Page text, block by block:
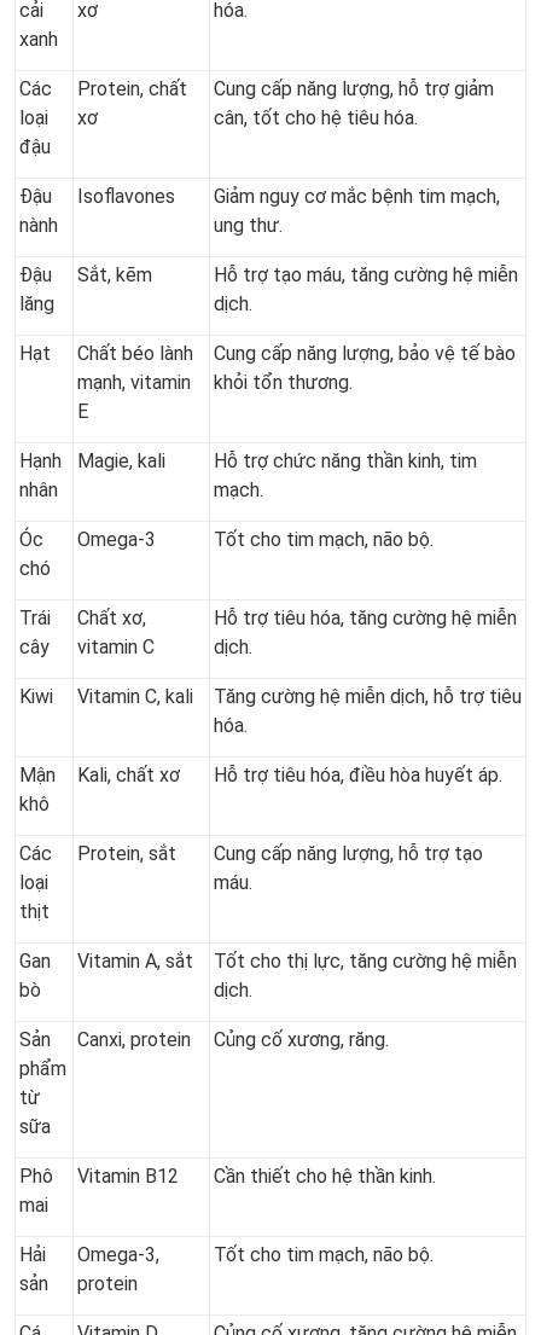
cải
xanh
xơ hóa.
Các
loại
đậu
Protein, chất
xơ
Cung cấp năng lượng, hỗ trợ giảm
cân, tốt cho hệ tiêu hóa.
Đậu
nành
Isoflavones
Giảm nguy cơ mắc bệnh tim mạch,
ung thư.
Đậu
lăng
Sắt, kẽm
Hỗ trợ tạo máu, tăng cường hệ miễn
dịch.
Hạt
Chất béo lành
mạnh, vitamin
E
Cung cấp năng lượng, bảo vệ tế bào
khỏi tổn thương.
Hạnh
nhân
Magie, kali
Hỗ trợ chức năng thần kinh, tim
mạch.
Óc
chó
Omega-3 Tốt cho tim mạch, não bộ.
Trái
cây
Chất xơ,
vitamin C
Hỗ trợ tiêu hóa, tăng cường hệ miễn
dịch.
Kiwi Vitamin C, kali
Tăng cường hệ miễn dịch, hỗ trợ tiêu
hóa.
Mận
khô
Kali, chất xơ Hỗ trợ tiêu hóa, điều hòa huyết áp.
Các
loại
thịt
Protein, sắt
Cung cấp năng lượng, hỗ trợ tạo
máu.
Gan
bò
Vitamin A, sắt
Tốt cho thị lực, tăng cường hệ miễn
dịch.
Sản
phẩm
từ
sữa
Canxi, protein Củng cố xương, răng.
Phô
mai
Vitamin B12 Cần thiết cho hệ thần kinh.
Hải
sản
Omega-3,
protein
Tốt cho tim mạch, não bộ.